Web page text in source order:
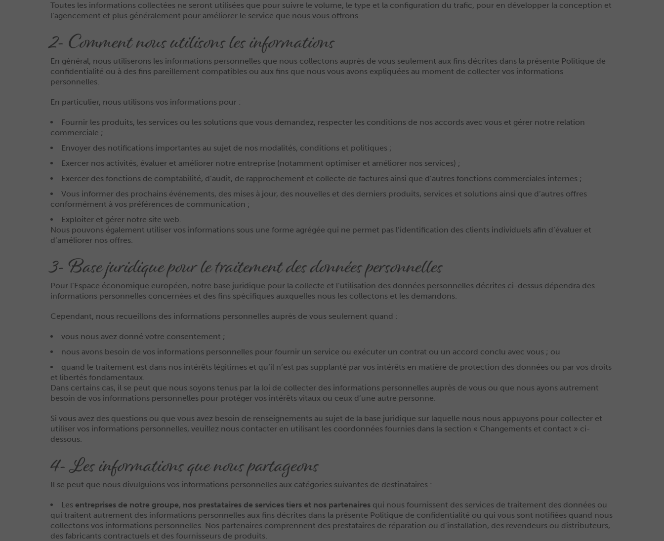
Toutes les informations collectées ne seront utilisées que pour suivre le volume, le type et la configuration du trafic, pour en développer la conception et
l’agencement et plus généralement pour améliorer le service que nous vous offrons.
2- Comment nous utilisons les informations
En général, nous utiliserons les informations personnelles que nous collectons auprès de vous seulement aux fins décrites dans la présente Politique de
confidentialité ou à des fins pareillement compatibles ou aux fins que nous vous avons expliquées au moment de collecter vos informations
personnelles.
En particulier, nous utilisons vos informations pour :
Fournir les produits, les services ou les solutions que vous demandez, respecter les conditions de nos accords avec vous et gérer notre relation
commerciale ;
Envoyer des notifications importantes au sujet de nos modalités, conditions et politiques ;
Exercer nos activités, évaluer et améliorer notre entreprise (notamment optimiser et améliorer nos services) ;
Exercer des fonctions de comptabilité, d’audit, de rapprochement et collecte de factures ainsi que d’autres fonctions commerciales internes ;
Vous informer des prochains événements, des mises à jour, des nouvelles et des derniers produits, services et solutions ainsi que d’autres offres
conformément à vos préférences de communication ;
Exploiter et gérer notre site web.
Nous pouvons également utiliser vos informations sous une forme agrégée qui ne permet pas l’identification des clients individuels afin d’évaluer et
d’améliorer nos offres.
3- Base juridique pour le traitement des données personnelles
Pour l’Espace économique européen, notre base juridique pour la collecte et l’utilisation des données personnelles décrites ci-dessus dépendra des
informations personnelles concernées et des fins spécifiques auxquelles nous les collectons et les demandons.
Cependant, nous recueillons des informations personnelles auprès de vous seulement quand :
vous nous avez donné votre consentement ;
nous avons besoin de vos informations personnelles pour fournir un service ou exécuter un contrat ou un accord conclu avec vous ; ou
quand le traitement est dans nos intérêts légitimes et qu’il n’est pas supplanté par vos intérêts en matière de protection des données ou par vos droits
et libertés fondamentaux.
Dans certains cas, il se peut que nous soyons tenus par la loi de collecter des informations personnelles auprès de vous ou que nous ayons autrement
besoin de vos informations personnelles pour protéger vos intérêts vitaux ou ceux d’une autre personne.
Si vous avez des questions ou que vous avez besoin de renseignements au sujet de la base juridique sur laquelle nous nous appuyons pour collecter et
utiliser vos informations personnelles, veuillez nous contacter en utilisant les coordonnées fournies dans la section « Changements et contact » ci-
dessous.
4- Les informations que nous partageons
Il se peut que nous divulguions vos informations personnelles aux catégories suivantes de destinataires :
Les entreprises de notre groupe, nos prestataires de services tiers et nos partenaires qui nous fournissent des services de traitement des données ou
qui traitent autrement des informations personnelles aux fins décrites dans la présente Politique de confidentialité ou qui vous sont notifiées quand nous
collectons vos informations personnelles. Nos partenaires comprennent des prestataires de réparation ou d’installation, des revendeurs ou distributeurs,
des fabricants contractuels et des fournisseurs de produits.